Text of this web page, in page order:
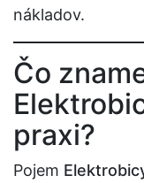
nákladov.
Čo
praxi?
Pojem